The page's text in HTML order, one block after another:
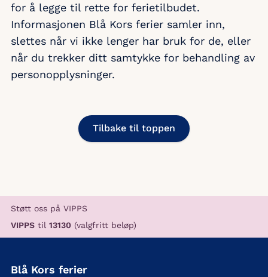
for å legge til rette for ferietilbudet.
Informasjonen Blå Kors ferier samler inn,
slettes når vi ikke lenger har bruk for de, eller
når du trekker ditt samtykke for behandling av
personopplysninger.
Tilbake til toppen
Støtt oss på VIPPS
VIPPS til 13130 (valgfritt beløp)
Blå Kors ferier